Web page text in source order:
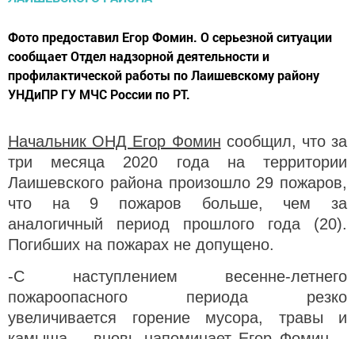
Фото предоставил Егор Фомин. О серьезной ситуации
сообщает Отдел надзорной деятельности и
профилактической работы по Лаишевскому району
УНДиПР ГУ МЧС России по РТ.
Начальник ОНД Егор Фомин сообщил, что за
три месяца 2020 года на территории
Лаишевского района произошло 29 пожаров,
что на 9 пожаров больше, чем за
аналогичный период прошлого года (20).
Погибших на пожарах не допущено.
-С наступлением весенне-летнего
пожароопасного периода резко
увеличивается горение мусора, травы и